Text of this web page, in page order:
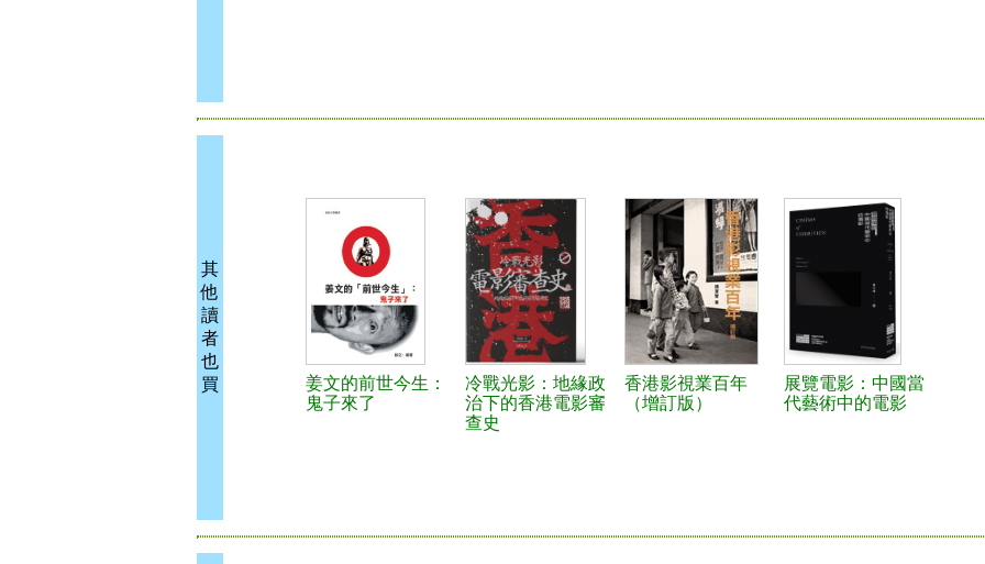
其
他
讀
者
也
買
姜文的前世今生：
鬼子來了
冷戰光影：地緣政
治下的香港電影審
查史
香港影視業百年
（增訂版）
展覽電影：中國當
代藝術中的電影